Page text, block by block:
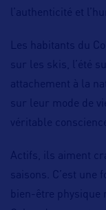
l’authenticité et
Les habitants du
sur les skis, l’été
attachement à la
sur leur mode de
véritable
Actifs, ils aiment
saisons. C’est une
bien-être physique